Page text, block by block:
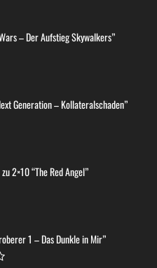
– Der Aufstieg Skywalkers”
Generation – Kollateralschaden”
2×10 “The Red Angel”
1 – Das Dunkle in Mir”